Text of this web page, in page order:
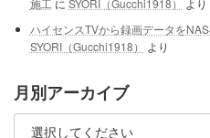
ハイセンスTVから録画データを
SYORI（Gucchi1918）
より
月別アーカイブ